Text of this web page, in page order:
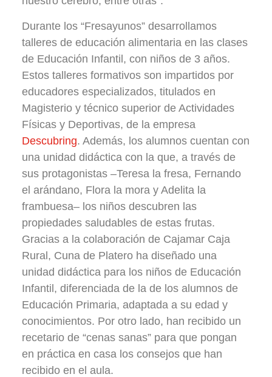
Durante los “Fresayunos” desarrollamos
talleres de educación alimentaria en las clases
de Educación Infantil, con niños de 3 años.
Estos talleres formativos son impartidos por
educadores especializados, titulados en
Magisterio y técnico superior de Actividades
Físicas y Deportivas, de la empresa
Descubring. Además, los alumnos cuentan con
una unidad didáctica con la que, a través de
sus protagonistas –Teresa la fresa, Fernando
el arándano, Flora la mora y Adelita la
frambuesa– los niños descubren las
propiedades saludables de estas frutas.
Gracias a la colaboración de Cajamar Caja
Rural, Cuna de Platero ha diseñado una
unidad didáctica para los niños de Educación
Infantil, diferenciada de la de los alumnos de
Educación Primaria, adaptada a su edad y
conocimientos. Por otro lado, han recibido un
recetario de “cenas sanas” para que pongan
en práctica en casa los consejos que han
recibido en el aula.